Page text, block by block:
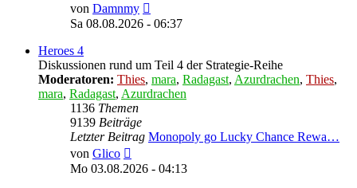
von Damnmy
Beitrag
Sa 08.08.2026 - 06:37
Heroes 4
Diskussionen rund um Teil 4 der Strategie-Reihe
Moderatoren: Thies, mara, Radagast, Azurdrachen, Thies,
mara, Radagast, Azurdrachen
1136 Themen
9139 Beiträge
Letzter Beitrag Monopoly go Lucky Chance Rewa…
von Glico
Beitrag
Mo 03.08.2026 - 04:13